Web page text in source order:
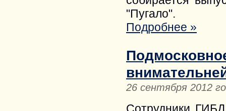
"Пугало".
Подробнее »
26 сентября 2012